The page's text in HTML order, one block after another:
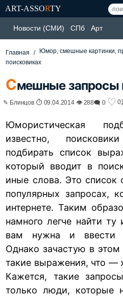
ART-ASSORTY
Новости (СМИ) СПб Арт
Главная Юмор, смешные картинки,
поисковиках
Смешные запросы
✎ Блинцов ⏱ 09.04.2014 👁 288🗨 0 ♡ 0
Юмористическая
известно,
подбирать список
который вводит в
иные слова. Это список
популярных запросах,
интернете. Таким
намного легче найти
вам нужна и ввести
Однако зачастую в этом
такие выражения, что —
Кажется, такие
только люди, которые